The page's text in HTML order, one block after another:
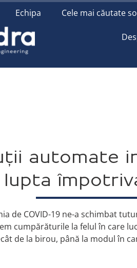
Echipa Cele mai căutate
automate
lupta
de COVID-19 ne-a schimbat
cumpărăturile la felul în care
de la birou, până la modul în